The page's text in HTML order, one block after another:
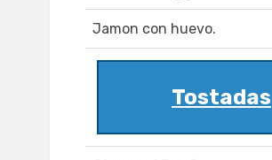
Jamon con huevo.
Tostadas